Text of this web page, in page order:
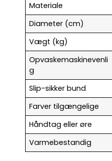
Materiale
Diameter (cm)
Vægt (kg)
Opvaskemaskinevenli
g
Slip-sikker bund
Farver tilgængelige
Håndtag eller øre
Varmebestandig